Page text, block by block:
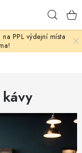
PPL výdejní místa